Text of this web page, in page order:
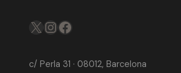
X IGFB
c/ Perla 31 · 08012, Barcelona